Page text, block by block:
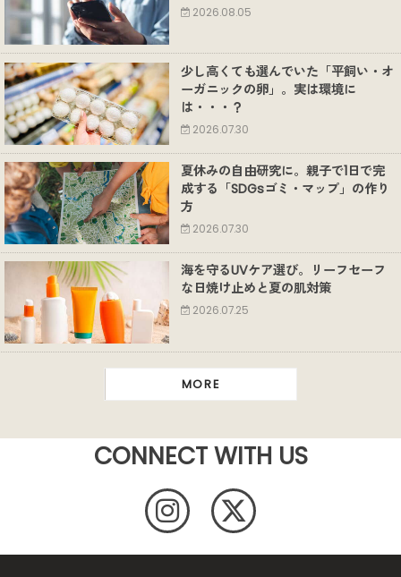
2026.08.05
少し高くても選んでいた「平飼い・オ
ーガニックの卵」。実は環境に
は・・・？
2026.07.30
夏休みの自由研究に。親子で1日で完
成する「SDGsゴミ・マップ」の作り
方
2026.07.30
海を守るUVケア選び。リーフセーフ
な日焼け止めと夏の肌対策
2026.07.25
MORE
CONNECT WITH US